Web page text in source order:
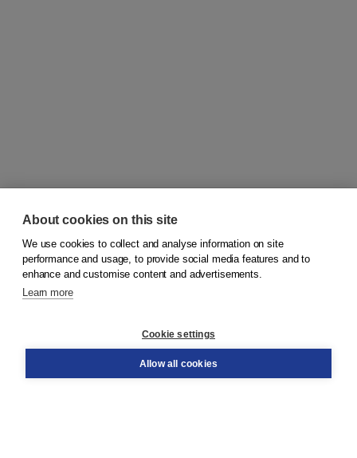
© 2026Koninklijke Boom uitgevers
Order
About cookies on this site
We use cookies to collect and analyse information on site
performance and usage, to provide social media features and to
enhance and customise content and advertisements.
Learn more
Cookie settings
Allow all cookies